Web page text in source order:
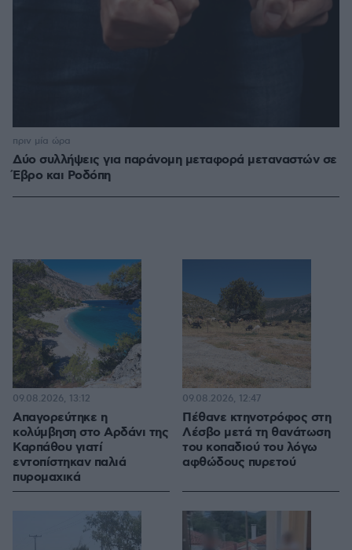
Δύο συλλήψεις για παράνομη μεταφορά μεταναστών σε
Έβρο και Ροδόπη
πριν μία ώρα
Απαγορεύτηκε η
κολύμβηση στο Αρδάνι της
Καρπάθου γιατί
εντοπίστηκαν παλιά
πυρομαχικά
09.08.2026, 13:12
Πέθανε κτηνοτρόφος στη
Λέσβο μετά τη θανάτωση
του κοπαδιού του λόγω
αφθώδους πυρετού
09.08.2026, 12:47